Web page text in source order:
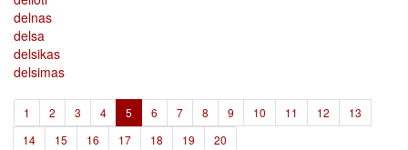
delnas
delsa
delsikas
delsimas
1 2 3 4 5 (current)
6 7 8 9 10 11 12
13
14
15 16 17 18 19 20